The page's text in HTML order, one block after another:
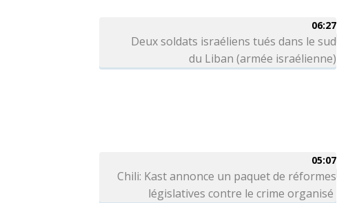
06:27
Deux soldats israéliens tués dans le sud
du Liban (armée israélienne)
05:07
Chili: Kast annonce un paquet de réformes
législatives contre le crime organisé